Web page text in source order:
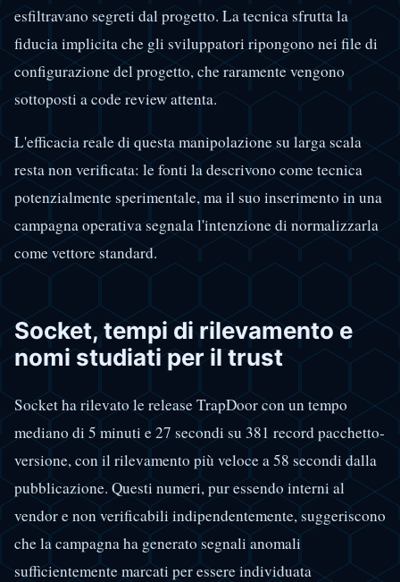
esfiltravano segreti dal progetto. La tecnica sfrutta la
fiducia implicita che gli sviluppatori ripongono nei file di
configurazione del progetto, che raramente vengono
sottoposti a code review attenta.
L'efficacia reale di questa manipolazione su larga scala
resta non verificata: le fonti la descrivono come tecnica
potenzialmente sperimentale, ma il suo inserimento in una
campagna operativa segnala l'intenzione di normalizzarla
come vettore standard.
Socket, tempi di rilevamento e
nomi studiati per il trust
Socket ha rilevato le release TrapDoor con un tempo
mediano di 5 minuti e 27 secondi su 381 record pacchetto-
versione, con il rilevamento più veloce a 58 secondi dalla
pubblicazione. Questi numeri, pur essendo interni al
vendor e non verificabili indipendentemente, suggeriscono
che la campagna ha generato segnali anomali
sufficientemente marcati per essere individuata